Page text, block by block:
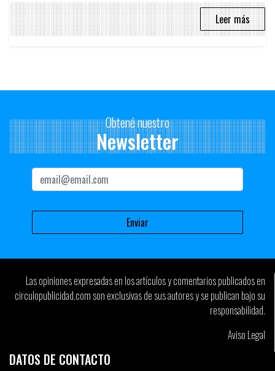
Leer más
Obtené nuestro
Newsletter
Las opiniones expresadas en los artículos y comentarios publicados en
circulopublicidad.com son exclusivas de sus autores y se publican bajo su
responsabilidad.
Aviso Legal
DATOS DE CONTACTO